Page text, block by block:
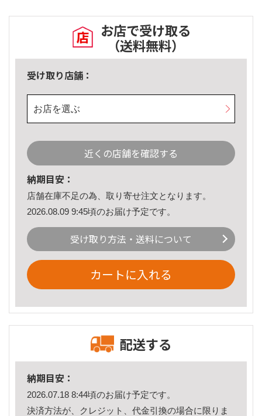
お店で受け取る
（送料無料）
受け取り店舗：
お店を選ぶ
近くの店舗を確認する
納期目安：
店舗在庫不足の為、取り寄せ注文となります。
2026.08.09 9:45頃のお届け予定です。
受け取り方法・送料について
カートに入れる
配送する
納期目安：
2026.07.18 8:44頃のお届け予定です。
決済方法が、クレジット、代金引換の場合に限りま